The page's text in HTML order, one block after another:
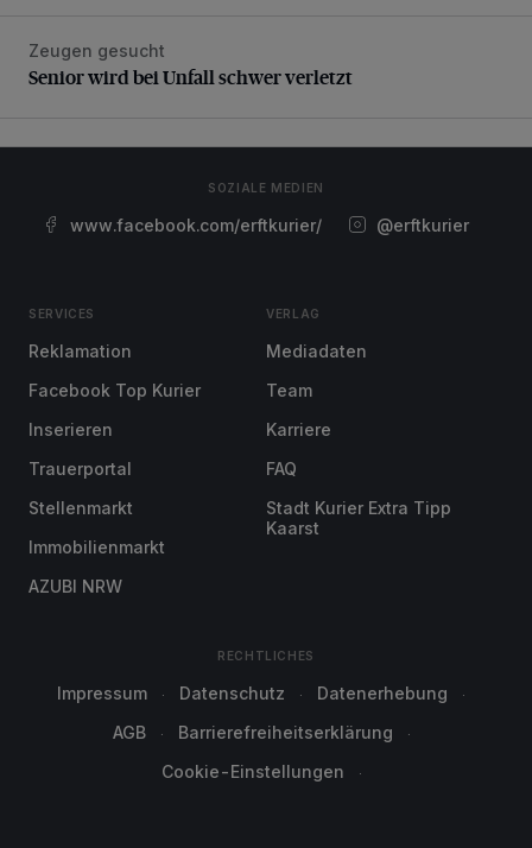
Senior wird bei Unfall schwer verletzt
Zeugen gesucht
Senior wird bei Unfall schwer verletzt
SOZIALE MEDIEN
www.facebook.com/erftkurier/ @erftkurier
SERVICES
Reklamation
Facebook Top Kurier
Inserieren
Trauerportal
Stellenmarkt
Immobilienmarkt
AZUBI NRW
VERLAG
Mediadaten
Team
Karriere
FAQ
Stadt Kurier Extra Tipp
Kaarst
RECHTLICHES
Impressum Datenschutz
Datenerhebung
AGB
Barrierefreiheitserklärung
Cookie-Einstellungen